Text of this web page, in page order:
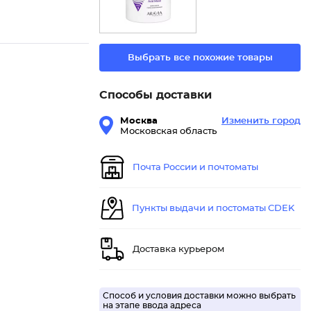
Выбрать все похожие товары
Способы доставки
Москва
Московская область
Изменить город
Почта России и почтоматы
Пункты выдачи и постоматы CDEK
Доставка курьером
Способ и условия доставки можно выбрать
на этапе ввода адреса